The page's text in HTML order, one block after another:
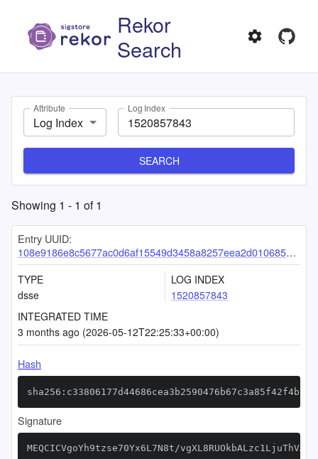
Rekor
Search
Attribute
Log Index
Log Index
SEARCH
Showing 1 - 1 of1
Entry UUID:
108e9186e8c5677ac0d6af15549d3458a8257eea2d0106855753f9a2bdc1d4e0d291cd5c6370ef3a
TYPE
dsse
LOG INDEX
1520857843
INTEGRATED TIME
3 months ago (2026-05-12T22:25:33+00:00)
Hash
Signature
MEQCICVgoYh9tzse70Yx6L7N8t/